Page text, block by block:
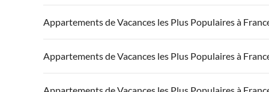
Appartements de Vacances à Côte atlantique
Appartements de Vacances à Côte d'Azur
Appartements de Vacances à France
Appartements de Vacances à Côte atlantique
Appartements de Vacances à Côte d'Azur
Appartements de Vacances les Plus Populaires à
Appartements de Vacances à France
Appartements de Vacances à Côte atlantique
Appartements de Vacances les Plus Populaires à
Appartements de Vacances à France
Appartements de Vacances les Plus Populaires à